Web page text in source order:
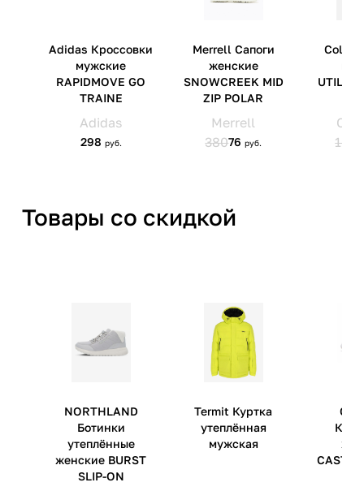
ул.Школьная, д.5, к.13
Товары со скидкой